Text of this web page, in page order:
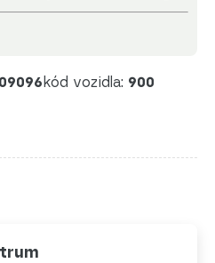
kód vozidla: 900